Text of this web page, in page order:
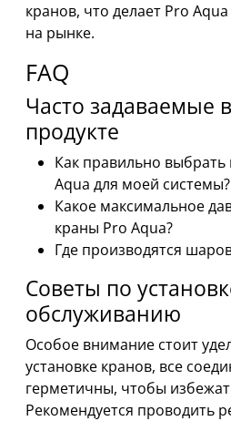
кранов, что делает Pro
на рынке.
FAQ
Часто задаваемые
продукте
Как правильно
Aqua для моей системы?
Какое максимальное
краны Pro Aqua?
Где производятся
Советы по
обслуживанию
Особое внимание стоит
установке кранов, все
герметичны, чтобы
Рекомендуется проводить